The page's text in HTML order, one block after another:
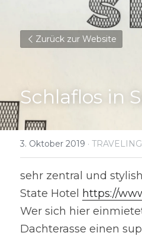
Zurück zur Website
Schlaflos in
3. Oktober 2019 · TRAVELING
sehr zentral und
State Hotel
https://
Wer sich hier
Dachterasse einen